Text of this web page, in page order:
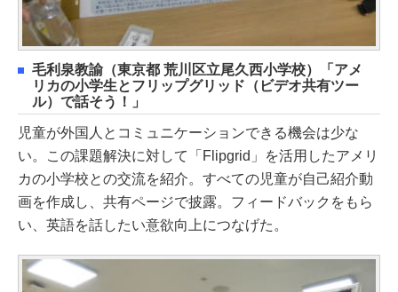
毛利泉教諭（東京都 荒川区立尾久西小学校）「アメ
リカの小学生とフリップグリッド（ビデオ共有ツー
ル）で話そう！」
児童が外国人とコミュニケーションできる機会は少な
い。この課題解決に対して「Flipgrid」を活用したアメリ
カの小学校との交流を紹介。すべての児童が自己紹介動
画を作成し、共有ページで披露。フィードバックをもら
い、英語を話したい意欲向上につなげた。